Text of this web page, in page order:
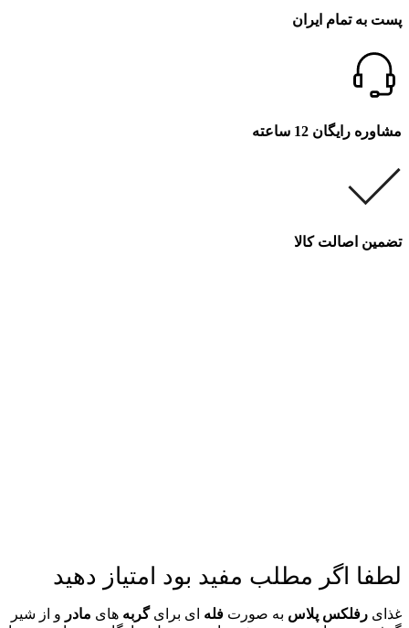
پست به تمام ایران
مشاوره رایگان 12 ساعته
تضمین اصالت کالا
لطفا اگر مطلب مفید بود امتیاز دهید
غذای رفلکس پلاس به صورت فله ای برایگربه های مادر و از شیر